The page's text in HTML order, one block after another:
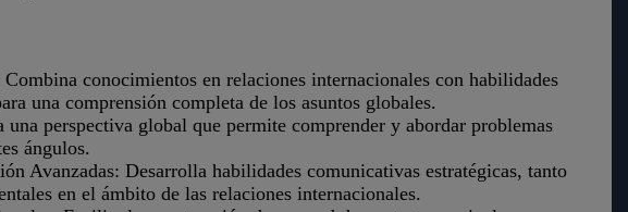
conocimientos en relaciones internacionales con habilidades
una comprensión completa de los asuntos globales.
perspectiva global que permite comprender y abordar problemas
ángulos.
Avanzadas: Desarrolla habilidades comunicativas estratégicas, tanto
en el ámbito de las relaciones internacionales.